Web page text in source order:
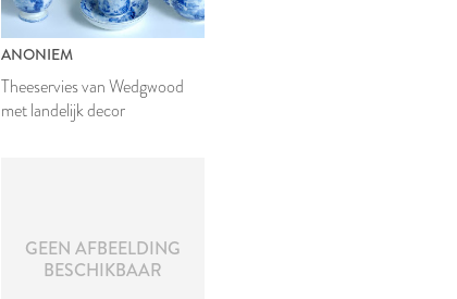
ANONIEM
Theeservies van Wedgwood
met landelijk decor
GEEN AFBEELDING
BESCHIKBAAR